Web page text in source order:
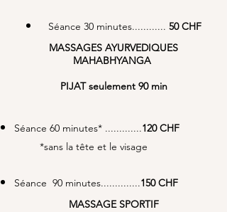
Séance 30 minutes............ 50CHF
MASSAGES AYURVEDIQUES
MAHABHYANGA
PIJATseulement90 min
Séance 60 minutes* .............120CHF
*sans la tête et le visage
Séance 90 minutes..............150 CHF
MASSAGE SPORTIF